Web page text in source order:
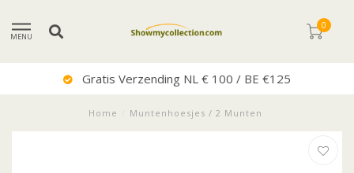
MENU
0
Gratis Verzending NL € 100 / BE €125
Home Muntenhoesjes / 2 Munten